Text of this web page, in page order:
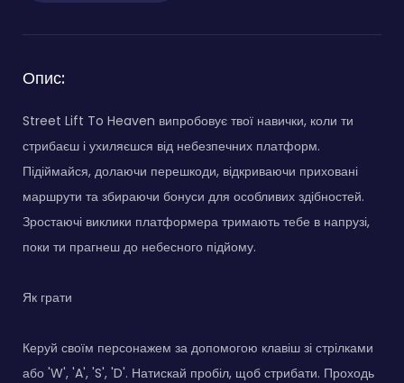
Опис:
Street Lift To Heaven випробовує твої навички, коли ти
стрибаєш і ухиляєшся від небезпечних платформ.
Підіймайся, долаючи перешкоди, відкриваючи приховані
маршрути та збираючи бонуси для особливих здібностей.
Зростаючі виклики платформера тримають тебе в напрузі,
поки ти прагнеш до небесного підйому.
Як грати
Керуй своїм персонажем за допомогою клавіш зі стрілками
або 'W', 'A', 'S', 'D'. Натискай пробіл, щоб стрибати. Проходь